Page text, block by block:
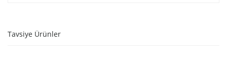
Tavsiye Ürünler